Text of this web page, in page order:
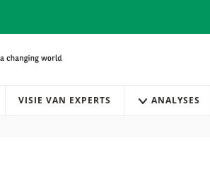
VISIE VAN EXPERTS ANALYSES